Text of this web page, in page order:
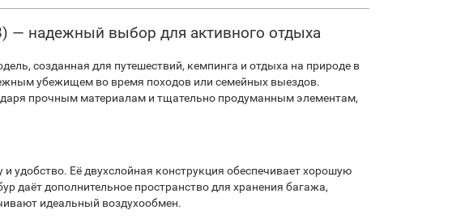
— надежный выбор для активного отдыха
созданная для путешествий, кемпинга и отдыха на природе в
убежищем во время походов или семейных выездов.
прочным материалам и тщательно продуманным элементам,
удобство. Её двухслойная конструкция обеспечивает хорошую
даёт дополнительное пространство для хранения багажа,
идеальный воздухообмен.